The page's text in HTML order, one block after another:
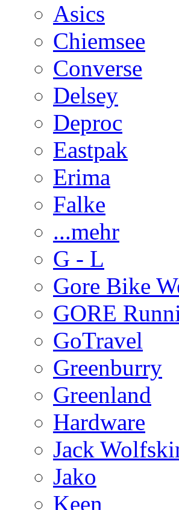
Asics
Chiemsee
Converse
Delsey
Deproc
Eastpak
Erima
Falke
...mehr
G - L
Gore Bike
GORE
GoTravel
Greenburry
Greenland
Hardware
Jack
Jako
Keen